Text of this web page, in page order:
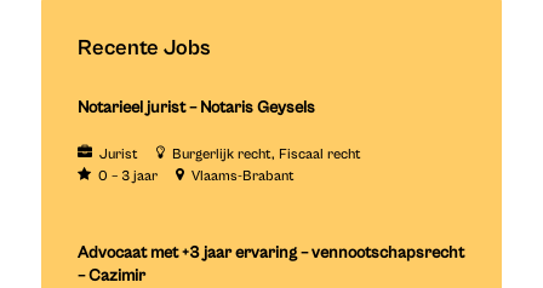
Recente Jobs
Notarieel jurist – Notaris Geysels
Jurist Burgerlijk recht Fiscaal recht
0 – 3 jaar
Vlaams-Brabant
Advocaat met +3 jaar ervaring – vennootschapsrecht
– Cazimir